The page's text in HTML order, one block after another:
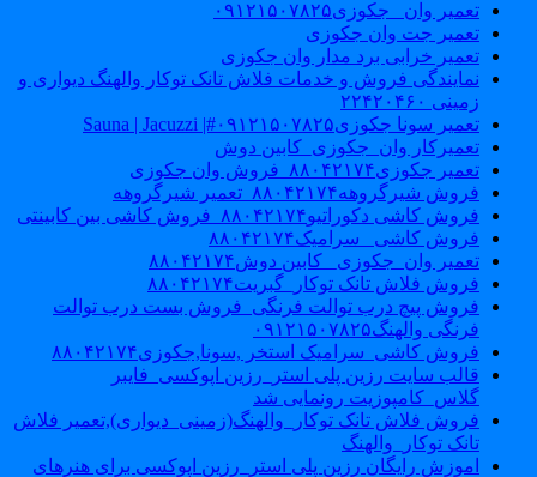
تعمیر وان _جکوزی۰۹۱۲۱۵۰۷۸۲۵
تعمیر جت وان جکوزی
تعمیر خرابی برد مدار وان جکوزی
نمایندگی فروش و خدمات فلاش تانک توکار والهنگ دیواری و
زمینی ۲۲۴۲۰۴۶۰
تعمیر سونا جکوزی۰۹۱۲۱۵۰۷۸۲۵#| Sauna | Jacuzzi
تعمیرکار وان_جکوزی_کابین دوش
تعمیر جکوزی۸۸۰۴۲۱۷۴_فروش وان جکوزی
فروش شیرگروهه۸۸۰۴۲۱۷۴_تعمیر شیرگروهه
فروش کاشی دکوراتیو۸۸۰۴۲۱۷۴_فروش کاشی بین کابینتی
فروش کاشی _سرامیک۸۸۰۴۲۱۷۴
تعمیر وان_جکوزی_ کابین دوش۸۸۰۴۲۱۷۴
فروش فلاش تانک توکار_گبریت۸۸۰۴۲۱۷۴
فروش پیچ درب توالت فرنگی_فروش بست درب توالت
فرنگی والهنگ۰۹۱۲۱۵۰۷۸۲۵
فروش کاشی_سرامیک استخر ,سونا,جکوزی۸۸۰۴۲۱۷۴
قالب سایت رزین پلی استر_رزین اپوکسی_فایبر
گلاس_کامپوزیت رونمایی شد
فروش فلاش تانک توکار_والهنگ(زمینی_دیواری),تعمیر فلاش
تانک توکار_والهنگ
اموزش رایگان رزین پلی استر_رزین اپوکسی برای هنرهای